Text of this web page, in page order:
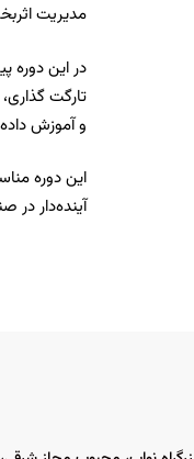
مدیریت
در این
تارگت
و آموزش
این دوره
آینده‌دار